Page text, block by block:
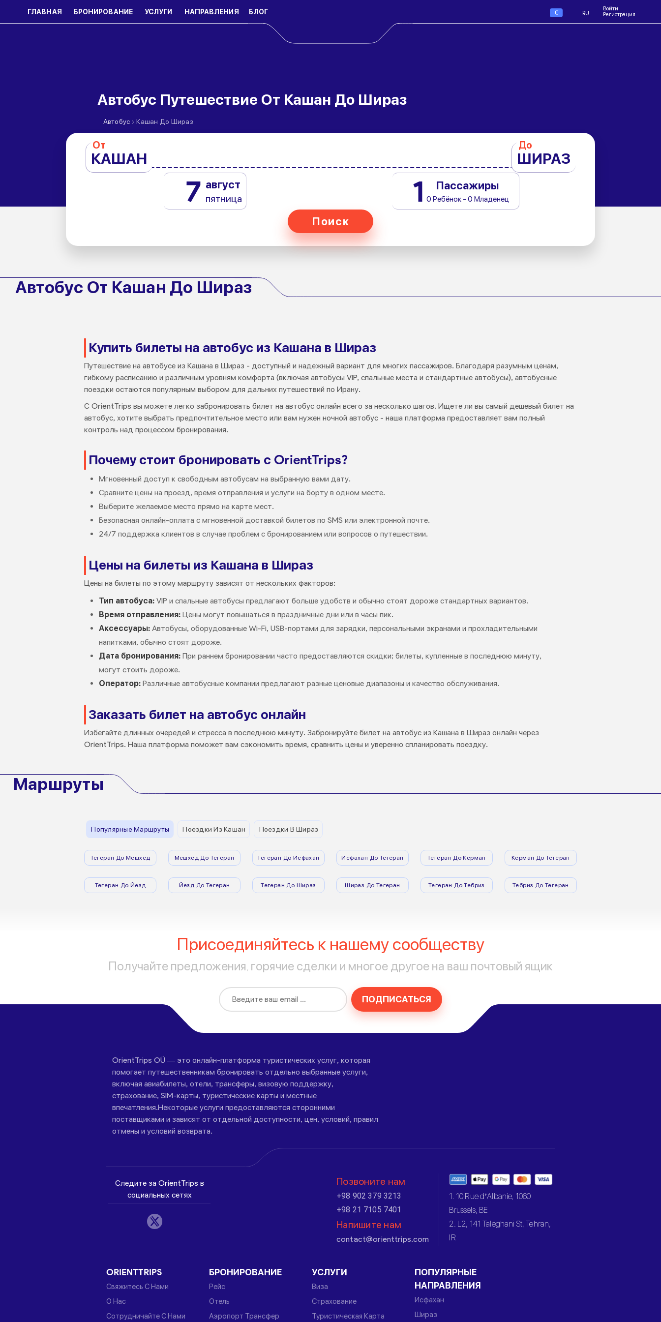
ГЛАВНАЯ БРОНИРОВАНИЕ УСЛУГИ НАПРАВЛЕНИЯ БЛОГ € RU
Войти
Регистрация
Автобус Путешествие От Кашан До Шираз
Автобус › Кашан До Шираз
От
КАШАН
До
ШИРАЗ
7 август
пятница 1 Пассажиры
0 Ребёнок - 0 Младенец
Поиск
Автобус От Кашан До Шираз
Купить билеты на автобус из Кашана в Шираз
Путешествие на автобусе из Кашана в Шираз - доступный и надежный вариант для многих пассажиров. Благодаря разумным ценам,
гибкому расписанию и различным уровням комфорта (включая автобусы VIP, спальные места и стандартные автобусы), автобусные
поездки остаются популярным выбором для дальних путешествий по Ирану.
С OrientTrips вы можете легко забронировать билет на автобус онлайн всего за несколько шагов. Ищете ли вы самый дешевый билет на
автобус, хотите выбрать предпочтительное место или вам нужен ночной автобус - наша платформа предоставляет вам полный
контроль над процессом бронирования.
Почему стоит бронировать с OrientTrips?
Мгновенный доступ к свободным автобусам на выбранную вами дату.
Сравните цены на проезд, время отправления и услуги на борту в одном месте.
Выберите желаемое место прямо на карте мест.
Безопасная онлайн-оплата с мгновенной доставкой билетов по SMS или электронной почте.
24/7 поддержка клиентов в случае проблем с бронированием или вопросов о путешествии.
Цены на билеты из Кашана в Шираз
Цены на билеты по этому маршруту зависят от нескольких факторов:
Тип автобуса: VIP и спальные автобусы предлагают больше удобств и обычно стоят дороже стандартных вариантов.
Время отправления: Цены могут повышаться в праздничные дни или в часы пик.
Аксессуары: Автобусы, оборудованные Wi-Fi, USB-портами для зарядки, персональными экранами и прохладительными
напитками, обычно стоят дороже.
Дата бронирования: При раннем бронировании часто предоставляются скидки; билеты, купленные в последнюю минуту,
могут стоить дороже.
Оператор: Различные автобусные компании предлагают разные ценовые диапазоны и качество обслуживания.
Заказать билет на автобус онлайн
Избегайте длинных очередей и стресса в последнюю минуту. Забронируйте билет на автобус из Кашана в Шираз онлайн через
OrientTrips. Наша платформа поможет вам сэкономить время, сравнить цены и уверенно спланировать поездку.
Маршруты
Популярные Маршруты Поездки Из Кашан Поездки В Шираз
Тегеран До Мешхед Мешхед До Тегеран Тегеран До Исфахан Исфахан До Тегеран Тегеран До Керман Керман До Тегеран
Тегеран До Йезд Йезд До Тегеран Тегеран До Шираз Шираз До Тегеран Тегеран До Тебриз Тебриз До Тегеран
Присоединяйтесь к нашему сообществу
Получайте предложения, горячие сделки и многое другое на ваш почтовый ящик
ПОДПИСАТЬСЯ
OrientTrips OÜ — это онлайн-платформа туристических услуг, которая
помогает путешественникам бронировать отдельно выбранные услуги,
включая авиабилеты, отели, трансферы, визовую поддержку,
страхование, SIM-карты, туристические карты и местные
впечатления.Некоторые услуги предоставляются сторонними
поставщиками и зависят от отдельной доступности, цен, условий, правил
отмены и условий возврата.
Следите за OrientTrips в
социальных сетях
Позвоните нам
+98 902 379 3213
+98 21 7105 7401
Напишите нам
contact@orienttrips.com
1. 10 Rue d’Albanie, 1060
Brussels, BE
2. L2, 141 Taleghani St, Tehran,
IR
ORIENTTRIPS
Свяжитесь С Нами
О Нас
Сотрудничайте С Нами
БРОНИРОВАНИЕ
Рейс
Отель
Аэропорт Трансфер
УСЛУГИ
Виза
Страхование
Туристическая Карта
ПОПУЛЯРНЫЕ
НАПРАВЛЕНИЯ
Исфахан
Шираз